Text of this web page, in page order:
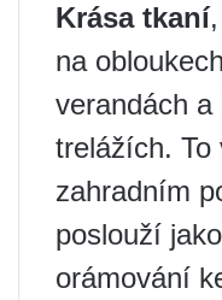
Krása tkaní
na
verandách a
trelážích. To
zahradním
poslouží
orámování